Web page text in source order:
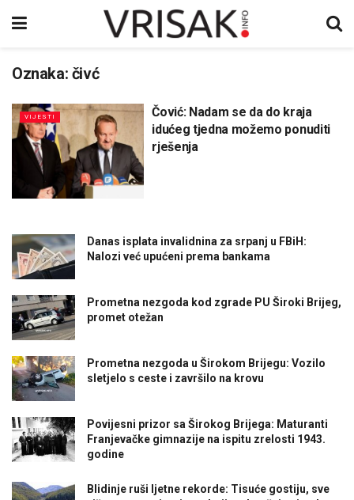
Oznaka: čivć
VIJESTI
Čović: Nadam se da do kraja
idućeg tjedna možemo ponuditi
rješenja
Danas isplata invalidnina za srpanj u FBiH:
Nalozi već upućeni prema bankama
Prometna nezgoda kod zgrade PU Široki Brijeg,
promet otežan
Prometna nezgoda u Širokom Brijegu: Vozilo
sletjelo s ceste i završilo na krovu
Povijesni prizor sa Širokog Brijega: Maturanti
Franjevačke gimnazije na ispitu zrelosti 1943.
godine
Blidinje ruši ljetne rekorde: Tisuće gostiju, sve